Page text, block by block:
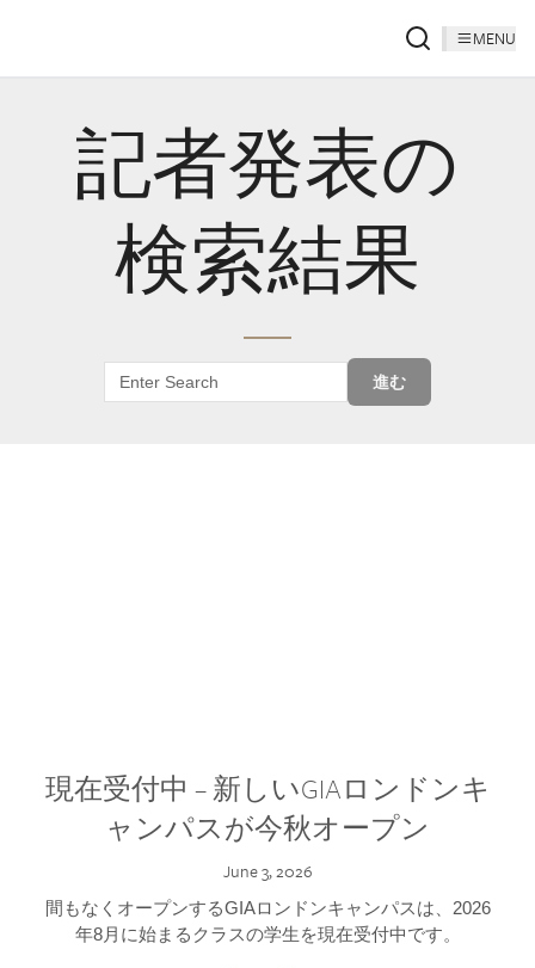
MENU
記者発表の
検索結果
進む
現在受付中 – 新しいGIAロンドンキ
ャンパスが今秋オープン
June 3, 2026
間もなくオープンするGIAロンドンキャンパスは、2026
年8月に始まるクラスの学生を現在受付中です。